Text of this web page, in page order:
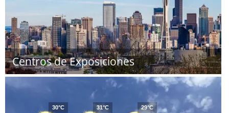
Centros de Exposiciones
30°C
31°C
29°C